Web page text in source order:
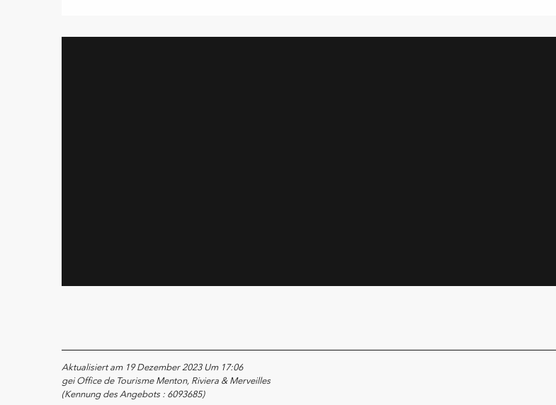
Aktualisiert am 19 Dezember 2023 Um 17:06
gei Office de Tourisme Menton, Riviera & Merveilles
(Kennung des Angebots : 6093685)